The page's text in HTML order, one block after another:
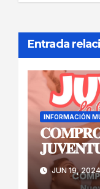
Entrada
INFORMACIÓN
JUN 19, 2024